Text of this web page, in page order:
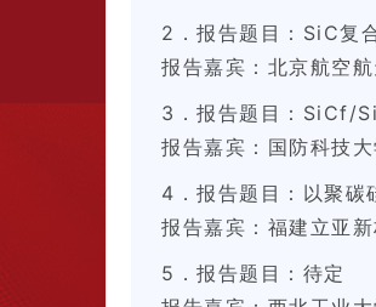
2．报告题目：SiC复
报告嘉宾：北京航空
3．报告题目：SiCf/
报告嘉宾：国防科技
4．报告题目：以聚碳
报告嘉宾：福建立亚
5．报告题目：待定